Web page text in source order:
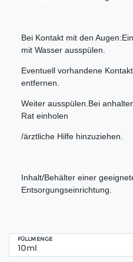
Bei Kontakt mit den
mit Wasser ausspülen.
Eventuell vorhandene
entfernen.
Weiter ausspülen.Bei
Rat einholen
/ärztliche Hilfe hinzuziehen.
Inhalt/Behälter einer
Entsorgungseinrichtung.
FÜLLMENGE